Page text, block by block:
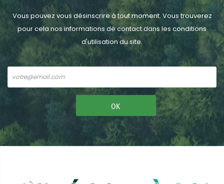
Vous pouvez vous désinscrire à tout moment. Vous trouverez
pour cela nos informations de contact dans les conditions
d'utilisation du site.